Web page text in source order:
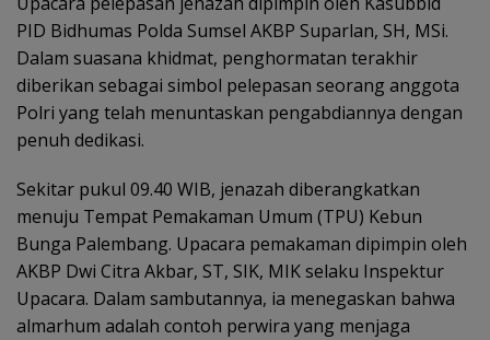
PID Bidhumas Polda Sumsel AKBP Suparlan, SH, MSi.
Dalam suasana khidmat, penghormatan terakhir
diberikan sebagai simbol pelepasan seorang anggota
Polri yang telah menuntaskan pengabdiannya dengan
penuh dedikasi.
Sekitar pukul 09.40 WIB, jenazah diberangkatkan
menuju Tempat Pemakaman Umum (TPU) Kebun
Bunga Palembang. Upacara pemakaman dipimpin oleh
AKBP Dwi Citra Akbar, ST, SIK, MIK selaku Inspektur
Upacara. Dalam sambutannya, ia menegaskan bahwa
almarhum adalah contoh perwira yang menjaga